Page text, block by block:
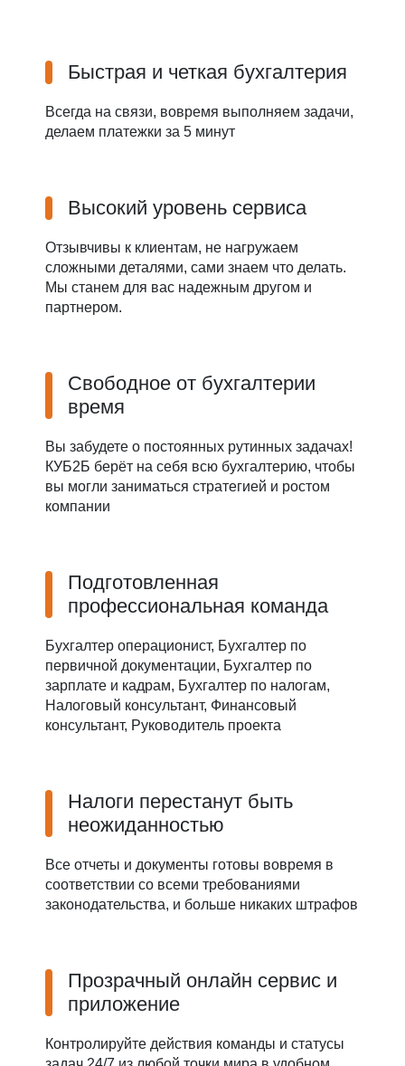
Быстрая и четкая бухгалтерия
Всегда на связи, вовремя выполняем задачи,
делаем платежки за 5 минут
Высокий уровень сервиса
Отзывчивы к клиентам, не нагружаем
сложными деталями, сами знаем что делать.
Мы станем для вас надежным другом и
партнером.
Свободное от бухгалтерии
время
Вы забудете о постоянных рутинных задачах!
КУБ2Б берёт на себя всю бухгалтерию, чтобы
вы могли заниматься стратегией и ростом
компании
Подготовленная
профессиональная команда
Бухгалтер операционист, Бухгалтер по
первичной документации, Бухгалтер по
зарплате и кадрам, Бухгалтер по налогам,
Налоговый консультант, Финансовый
консультант, Руководитель проекта
Налоги перестанут быть
неожиданностью
Все отчеты и документы готовы вовремя в
соответствии со всеми требованиями
законодательства, и больше никаких штрафов
Прозрачный онлайн сервис и
приложение
Контролируйте действия команды и статусы